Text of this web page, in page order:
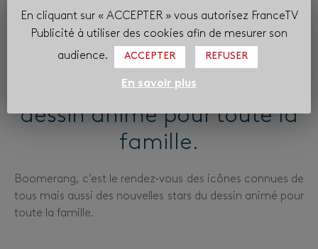
BOOMERANG, les stars du
dessin animé pour toute la
famille.
Boomerang, c’est le rendez-vous des icônes connues de
tous mais aussi des nouvelles stars du dessin animé pour
toute la famille.
En cliquant sur « ACCEPTER » vous autorisez FranceTV
Publicité à utiliser des cookies afin de mesurer son
audience.
ACCEPTER REFUSER
En savoir plus